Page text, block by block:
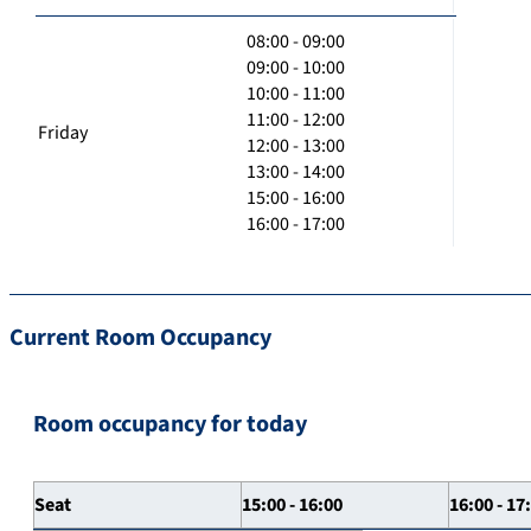
Friday
08:00 - 09:00
09:00 - 10:00
10:00 - 11:00
11:00 - 12:00
12:00 - 13:00
13:00 - 14:00
15:00 - 16:00
16:00 - 17:00
Current Room Occupancy
Room occupancy for today
Seat 15:00 - 16:00 16:00 -